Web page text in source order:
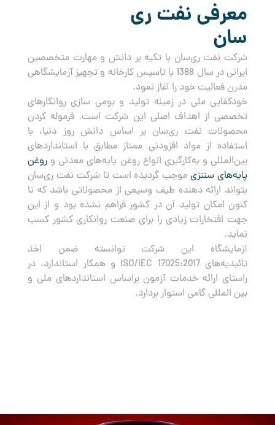
معرفی نفت ری
سان
شرکت نفت ری‌سان با تکیه بر دانش و مهارت متخصصین
ایرانی در سال 1388 با تاسیس کارخانه و تجهیز آزمایشگاهی
مدرن فعالیت خود را آغاز نمود.
خودکفایی ملی در زمینه تولید و بومی سازی روانکارهای
تخصصی از اهداف اصلی این شرکت است. فرموله کردن
محصولات نفت ری‌سان بر اساس دانش روز دنیا، با
استفاده از مواد افزودنی ممتاز مطابق با استانداردهای
بین‌المللی و به‌کارگیری انواع روغن پایه‌های معدنی وروغن
پایه‌های سنتزیموجب گردیده است تا شرکت نفت ری‌سان
بتواند ارائه دهنده طیف وسیعی از محصولاتی باشد که تا
کنون امکان تولید آن در کشور فراهم نشده بود و از این
جهت افتخارات زیادی را برای صنعت روانکاری کشور کسب
نماید.
آزمایشگاه این شرکت توانسته ضمن اخذ
تائیدیه‌های ISO/IEC 17025:2017 و همکار استاندارد، در
راستای ارائه خدمات آزمون براساس استانداردهای ملی و
بین المللی گامی استوار بردارد.